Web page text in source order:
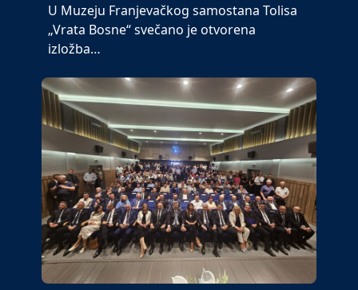
U Muzeju Franjevačkog samostana Tolisa
„Vrata Bosne“ svečano je otvorena
izložba…